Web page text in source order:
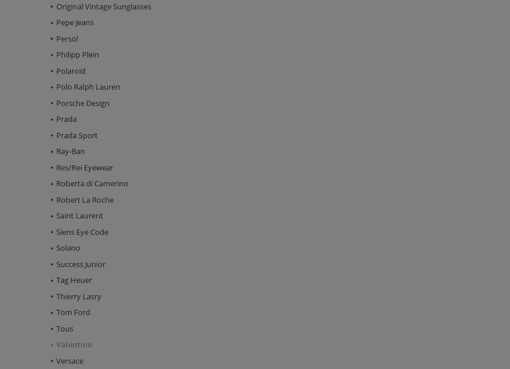
Original Vintage Sunglasses
Pepe Jeans
Persol
Philipp Plein
Polaroid
Polo Ralph Lauren
Porsche Design
Prada
Prada Sport
Ray-Ban
Res/Rei Eyewear
Roberta di Camerino
Robert La Roche
Saint Laurent
Siens Eye Code
Solano
Success Junior
Tag Heuer
Thierry Lasry
Tom Ford
Tous
Valentino
Versace